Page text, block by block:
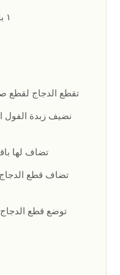
١ باوند دجاج مخلي - صدور أو أوراك
تقطع الدجاج لقطع
نضيف زبدة الفول
تضاف لها
توضع قطع